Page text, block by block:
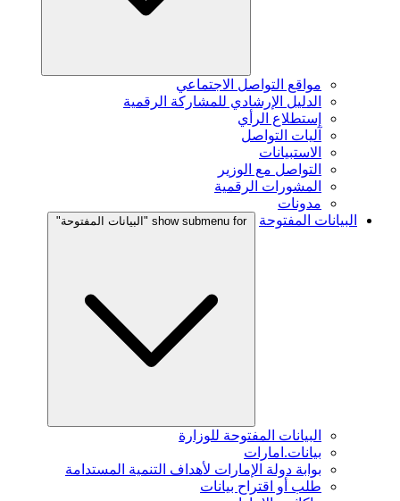
مواقع التواصل الاجتماعي
الدليل الإرشادي للمشاركة الرقمية
إستطلاع الرأي
آليات التواصل
الاستبيانات
التواصل مع الوزير
المشورات الرقمية
مدونات
البيانات المفتوحة
show submenu for "البيانات المفتوحة"
البيانات المفتوحة للوزارة
بيانات.امارات
بوابة دولة الإمارات لأهداف التنمية المستدامة
طلب أو اقتراح بيانات